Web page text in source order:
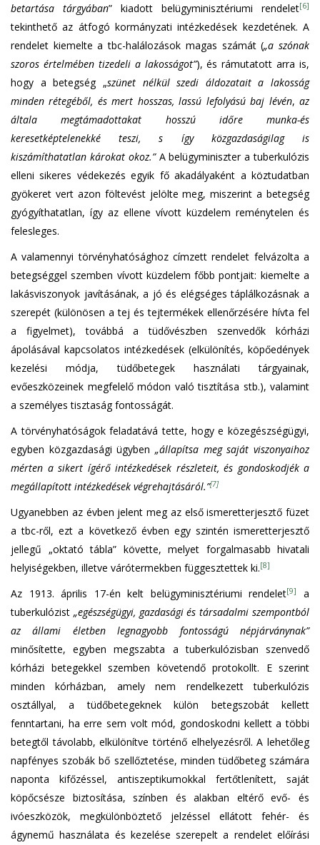
betartása tárgyában” kiadott belügyminisztériumi rendelet[6]
tekinthető az átfogó kormányzati intézkedések kezdetének. A
rendelet kiemelte a tbc-halálozások magas számát („a szónak
szoros értelmében tizedeli a lakosságot”), és rámutatott arra is,
hogy a betegség „szünet nélkül szedi áldozatait a lakosság
minden rétegéből, és mert hosszas, lassú lefolyású baj lévén,az
általa megtámadottakat hosszú időre munka-és
keresetképtelenekké teszi, s így közgazdaságilag is
kiszámíthatatlan károkat okoz.”A belügyminiszter a tuberkulózis
elleni sikeres védekezés egyik fő akadályaként a köztudatban
gyökeret vert azon föltevést jelölte meg, miszerint a betegség
gyógyíthatatlan, így az ellene vívott küzdelem reménytelen és
felesleges.
A valamennyi törvényhatósághoz címzett rendelet felvázolta a
betegséggel szemben vívott küzdelem főbb pontjait: kiemelte a
lakásviszonyok javításának, a jó és elégséges táplálkozásnak a
szerepét (különösen a tej és tejtermékek ellenőrzésére hívta fel
a figyelmet), továbbá a tüdővészben szenvedők kórházi
ápolásával kapcsolatos intézkedések (elkülönítés, köpőedények
kezelési módja, tüdőbetegek használati tárgyainak,
evőeszközeinek megfelelő módon való tisztítása stb.), valamint
a személyes tisztaság fontosságát.
A törvényhatóságok feladatává tette, hogy e közegészségügyi,
egyben közgazdasági ügyben „állapítsa meg saját viszonyaihoz
mérten a sikert ígérő intézkedések részleteit, és gondoskodjék a
megállapított intézkedések végrehajtásáról.”[7]
Ugyanebben az évben jelent meg az első ismeretterjesztő füzet
a tbc-ről, ezt a következő évben egy szintén ismeretterjesztő
jellegű „oktató tábla” követte, melyet forgalmasabb hivatali
helyiségekben, illetve várótermekben függesztettek ki.[8]
Az 1913. április 17-én kelt belügyminisztériumi rendelet[9]
a
tuberkulózist „egészségügyi, gazdasági és társadalmi szempontból
az állami életben legnagyobb fontosságú népjárványnak”
minősítette, egyben megszabta a tuberkulózisban szenvedő
kórházi betegekkel szemben követendő protokollt. E szerint
minden kórházban, amely nem rendelkezett tuberkulózis
osztállyal, a tüdőbetegeknek külön betegszobát kellett
fenntartani, ha erre sem volt mód, gondoskodni kellett a többi
betegtől távolabb, elkülönítve történő elhelyezésről. A lehetőleg
napfényes szobák bő szellőztetése, minden tüdőbeteg számára
naponta kifőzéssel, antiszeptikumokkal fertőtlenített, saját
köpőcsésze biztosítása, színben és alakban eltérő evő- és
ivóeszközök, megkülönböztető jelzéssel ellátott fehér- és
ágynemű használata és kezelése szerepelt a rendelet előírási